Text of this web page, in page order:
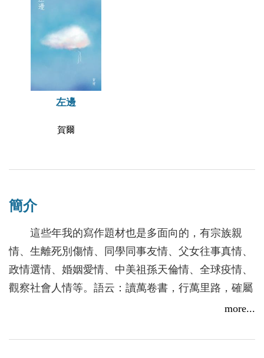
左邊
賀爾
簡介
這些年我的寫作題材也是多面向的，有宗族親
情、生離死別傷情、同學同事友情、父女往事真情、
政情選情、婚姻愛情、中美祖孫天倫情、全球疫情、
觀察社會人情等。語云：讀萬卷書，行萬里路，確屬
遠渡南洋，老年跨越廈門，踏足八閩之地，輻射東北
more...